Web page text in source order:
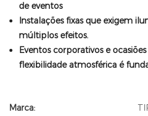
de eventos
Instalações fixas que exigem
múltiplos efeitos.
Eventos corporativos e
flexibilidade atmosférica é
Marca: